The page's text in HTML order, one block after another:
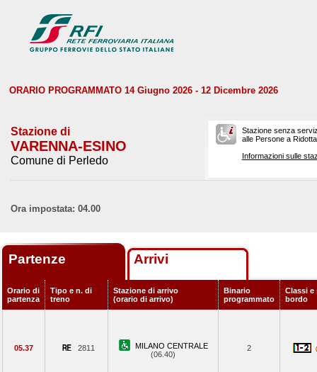
ORARIO PROGRAMMATO 14 Giugno 2026 - 12 Dicembre 2026
Stazione di
VARENNA-ESINO
Comune di Perledo
Stazione senza
alle Persone a
Informazioni sulle
Ora impostata: 04.00
Partenze Arrivi
Orario di
partenza
Tipo e n. di
treno
Stazione di arrivo
(orario di arrivo)
Binario
programmato
Classi e
bordo
05.37 2811
MILANO CENTRALE
(06.40)
2